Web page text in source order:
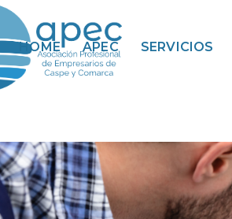
HOME APEC SERVICIOS